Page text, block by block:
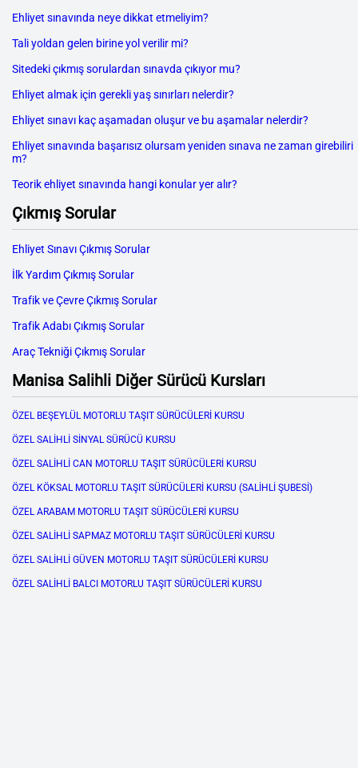
Ehliyet sınavında neye dikkat etmeliyim?
Tali yoldan gelen birine yol verilir mi?
Sitedeki çıkmış sorulardan sınavda çıkıyor mu?
Ehliyet almak için gerekli yaş sınırları nelerdir?
Ehliyet sınavı kaç aşamadan oluşur ve bu aşamalar nelerdir?
Ehliyet sınavında başarısız olursam yeniden sınava ne zaman girebiliri
m?
Teorik ehliyet sınavında hangi konular yer alır?
Çıkmış Sorular
Ehliyet Sınavı Çıkmış Sorular
İlk Yardım Çıkmış Sorular
Trafik ve Çevre Çıkmış Sorular
Trafik Adabı Çıkmış Sorular
Araç Tekniği Çıkmış Sorular
Manisa Salihli Diğer Sürücü Kursları
ÖZEL BEŞEYLÜL MOTORLU TAŞIT SÜRÜCÜLERİ KURSU
ÖZEL SALİHLİ SİNYAL SÜRÜCÜ KURSU
ÖZEL SALİHLİ CAN MOTORLU TAŞIT SÜRÜCÜLERİ KURSU
ÖZEL KÖKSAL MOTORLU TAŞIT SÜRÜCÜLERİ KURSU (SALİHLİ ŞUBESİ)
ÖZEL ARABAM MOTORLU TAŞIT SÜRÜCÜLERİ KURSU
ÖZEL SALİHLİ SAPMAZ MOTORLU TAŞIT SÜRÜCÜLERİ KURSU
ÖZEL SALİHLİ GÜVEN MOTORLU TAŞIT SÜRÜCÜLERİ KURSU
ÖZEL SALİHLİ BALCI MOTORLU TAŞIT SÜRÜCÜLERİ KURSU